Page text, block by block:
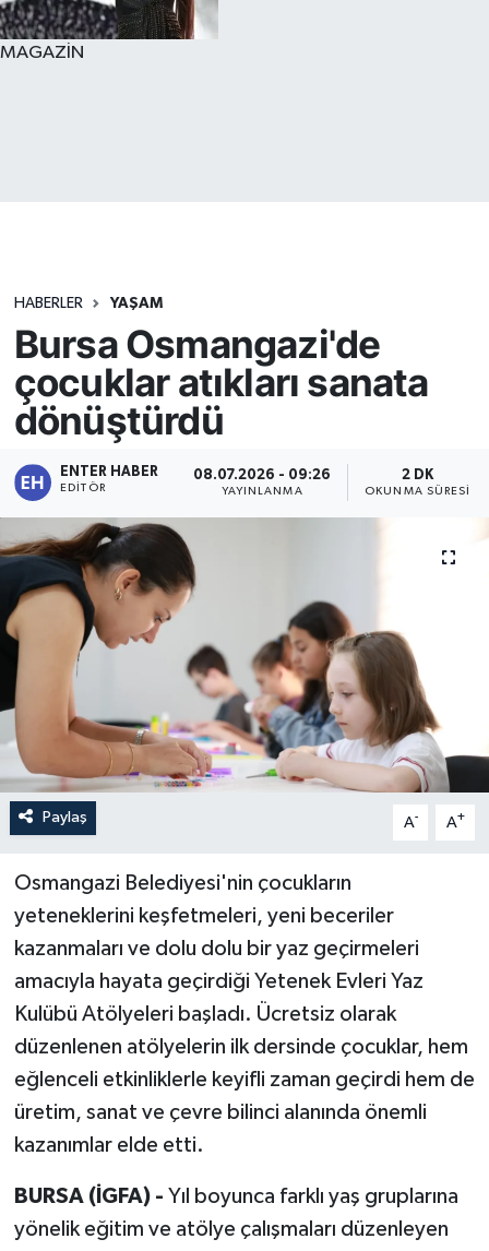
MAGAZİN
HABERLER YAŞAM
Bursa Osmangazi'de
çocuklar atıkları sanata
dönüştürdü
ENTER HABER
EDITÖR
08.07.2026 - 09:26
YAYINLANMA
2 DK
OKUNMA SÜRESI
Paylaş A- A+
Osmangazi Belediyesi'nin çocukların
yeteneklerini keşfetmeleri, yeni beceriler
kazanmaları ve dolu dolu bir yaz geçirmeleri
amacıyla hayata geçirdiği Yetenek Evleri Yaz
Kulübü Atölyeleri başladı. Ücretsiz olarak
düzenlenen atölyelerin ilk dersinde çocuklar, hem
eğlenceli etkinliklerle keyifli zaman geçirdi hem de
üretim, sanat ve çevre bilinci alanında önemli
kazanımlar elde etti.
BURSA (İGFA) - Yıl boyunca farklı yaş gruplarına
yönelik eğitim ve atölye çalışmaları düzenleyen